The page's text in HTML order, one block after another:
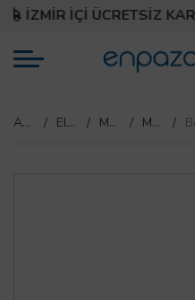
İZMİR İÇİ ÜCRETSİZ KARGO
Anasayfa Elektrikli Ev Aletleri Mutfak Gereçleri Mutfak Robotu